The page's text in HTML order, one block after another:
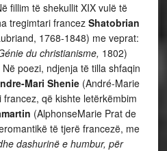
fillim të shekullit XIX vulë të
tregimtari francez Shatobrian
1768-1848) me veprat:
du christianisme, 1802)
Në poezi, ndjenja të tilla shfaqin
Mari Shenie (André-Marie
që kishte letërkëmbim
(AlphonseMarie Prat de
të tjerë francezë, me
dashurinë e humbur, për